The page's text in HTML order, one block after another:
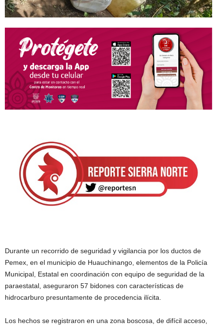
Durante un recorrido de seguridad y vigilancia por los ductos de
Pemex, en el municipio de Huauchinango, elementos de la Policía
Municipal, Estatal en coordinación con equipo de seguridad de la
paraestatal, aseguraron 57 bidones con características de
hidrocarburo presuntamente de procedencia ilícita.
Los hechos se registraron en una zona boscosa, de difícil acceso,